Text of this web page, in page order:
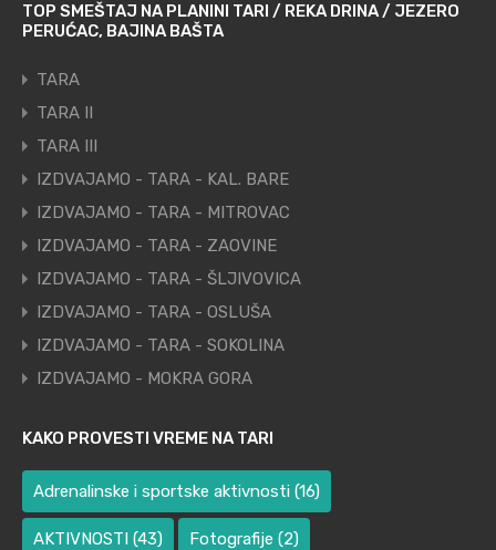
TOP SMEŠTAJ NA PLANINI TARI / REKA DRINA / JEZERO
PERUĆAC, BAJINA BAŠTA
TARA
TARA II
TARA III
IZDVAJAMO - TARA - KAL. BARE
IZDVAJAMO - TARA - MITROVAC
IZDVAJAMO - TARA - ZAOVINE
IZDVAJAMO - TARA - ŠLJIVOVICA
IZDVAJAMO - TARA - OSLUŠA
IZDVAJAMO - TARA - SOKOLINA
IZDVAJAMO - MOKRA GORA
KAKO PROVESTI VREME NA TARI
Adrenalinske i sportske aktivnosti (16)
AKTIVNOSTI (43) Fotografije (2)